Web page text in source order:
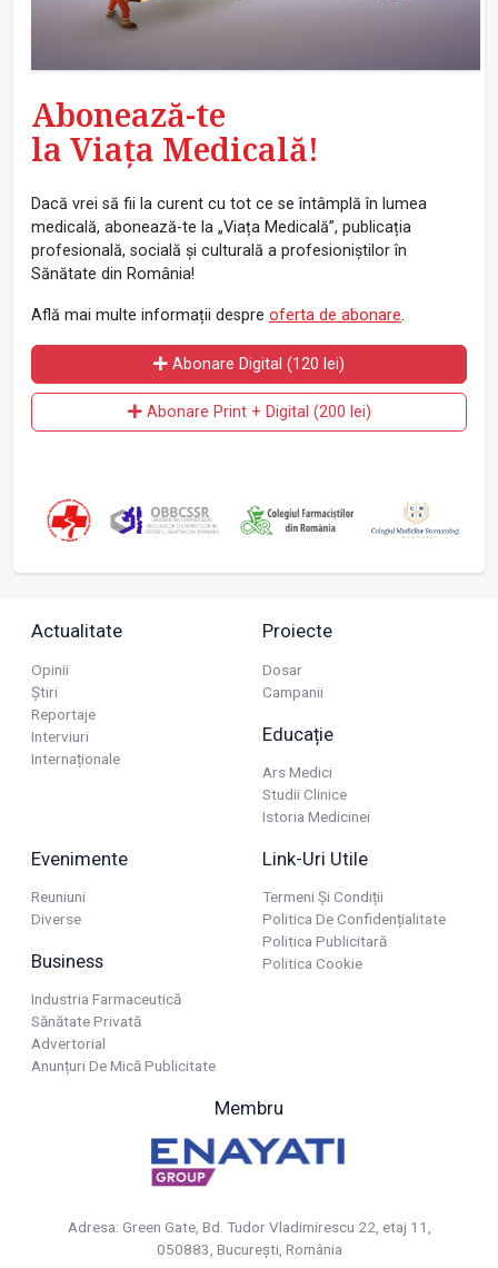
Abonează-te
la Viața Medicală!
Dacă vrei să fii la curent cu tot ce se întâmplă în lumea
medicală, abonează-te la „Viața Medicală”, publicația
profesională, socială și culturală a profesioniștilor în
Sănătate din România!
Află mai multe informații despre oferta de abonare.
Abonare Digital (120 lei)
Abonare Print + Digital (200 lei)
Actualitate
Opinii
Știri
Reportaje
Interviuri
Internaționale
Proiecte
Dosar
Campanii
Educație
Ars Medici
Studii Clinice
Istoria Medicinei
Evenimente
Reuniuni
Diverse
Business
Industria Farmaceutică
Sănătate Privată
Advertorial
Anunțuri De Mică Publicitate
Link-Uri Utile
Termeni Și Condiții
Politica De Confidențialitate
Politica Publicitară
Politica Cookie
Membru
Adresa: Green Gate, Bd. Tudor Vladimirescu 22, etaj 11,
050883, Bucureşti, România